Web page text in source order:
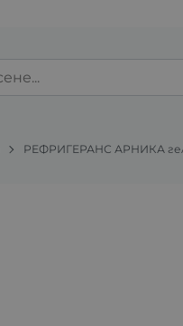
РЕФРИГЕРАНС АРНИКА